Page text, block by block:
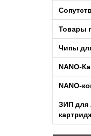
Товары
Чипы
NANO-
NANO-
ЗИП для